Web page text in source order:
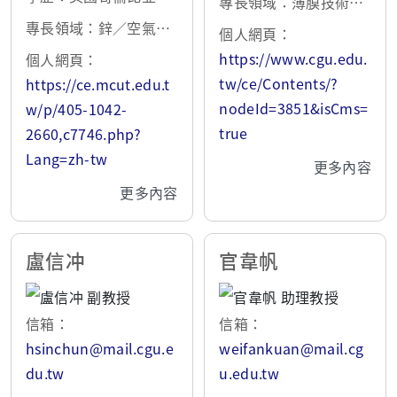
學 電化學博士
專長領域：鋅／空氣電
池的 電極製作開發、開
發以固態電解質為主的
鹼性鎳氫二次電池 、Ni
(OH)2粉 末性質對鎳氫
電池的影響、從廢鎳／
個人網頁：
https://ce.mcut.edu.t
w/p/405-1042-
2660,c7746.php?
Lang=zh-tw
更多內容
燃料電池、鋰金屬電
池、抗菌奈米材料與塗
層
個人網頁：
https://www.cgu.edu.
tw/ce/Contents/?
nodeId=3851&isCms=
true
更多內容
盧信冲
信箱：
hsinchun@mail.cgu.e
du.tw
官韋帆
信箱：
weifankuan@mail.cg
u.edu.tw